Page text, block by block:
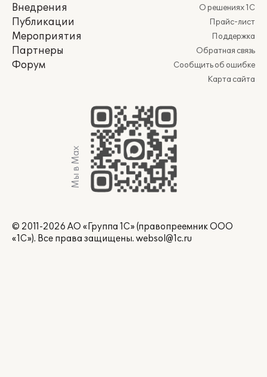
Внедрения
Публикации
Мероприятия
Партнеры
Форум
О решениях 1С
Прайс-лист
Поддержка
Обратная связь
Сообщить об ошибке
Карта сайта
Мы в Max
© 2011-2026 АО «Группа 1С» (правопреемник ООО
«1С»). Все права защищены. websol@1c.ru